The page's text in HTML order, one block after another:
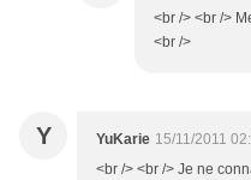
<br /> <br />
<br />
Y YuKarie 15/11/2011
<br /> <br /> Je ne